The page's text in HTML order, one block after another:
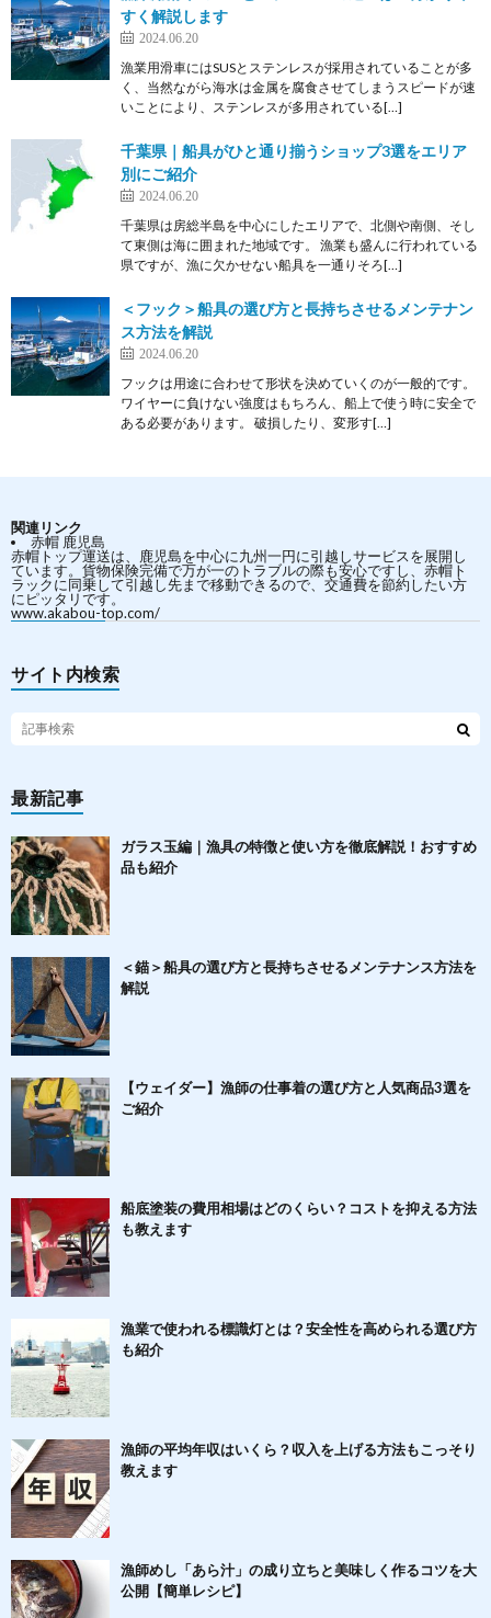
すく解説します
2024.06.20
漁業用滑車にはSUSとステンレスが採用されていることが多
く、当然ながら海水は金属を腐食させてしまうスピードが速
いことにより、ステンレスが多用されている[…]
千葉県｜船具がひと通り揃うショップ3選をエリア
別にご紹介
2024.06.20
千葉県は房総半島を中心にしたエリアで、北側や南側、そし
て東側は海に囲まれた地域です。 漁業も盛んに行われている
県ですが、漁に欠かせない船具を一通りそろ[…]
＜フック＞船具の選び方と長持ちさせるメンテナン
ス方法を解説
2024.06.20
フックは用途に合わせて形状を決めていくのが一般的です。
ワイヤーに負けない強度はもちろん、船上で使う時に安全で
ある必要があります。 破損したり、変形す[…]
関連リンク
赤帽 鹿児島
赤帽トップ運送は、鹿児島を中心に九州一円に引越しサービスを展開し
ています。貨物保険完備で万が一のトラブルの際も安心ですし、赤帽ト
ラックに同乗して引越し先まで移動できるので、交通費を節約したい方
にピッタリです。
www.akabou-top.com/
サイト内検索
最新記事
ガラス玉編｜漁具の特徴と使い方を徹底解説！おすすめ
品も紹介
＜錨＞船具の選び方と長持ちさせるメンテナンス方法を
解説
【ウェイダー】漁師の仕事着の選び方と人気商品3選を
ご紹介
船底塗装の費用相場はどのくらい？コストを抑える方法
も教えます
漁業で使われる標識灯とは？安全性を高められる選び方
も紹介
漁師の平均年収はいくら？収入を上げる方法もこっそり
教えます
漁師めし「あら汁」の成り立ちと美味しく作るコツを大
公開【簡単レシピ】